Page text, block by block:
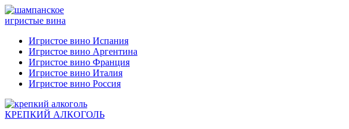
игристые вина
Игристое вино Испания
Игристое вино Аргентина
Игристое вино Франция
Игристое вино Италия
Игристое вино Россия
КРЕПКИЙ АЛКОГОЛЬ